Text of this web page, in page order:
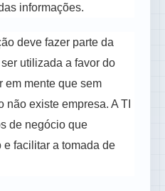
informações.
deve fazer parte da
utilizada a favor do
em mente que sem
existe empresa. A TI
de negócio que
facilitar a tomada de